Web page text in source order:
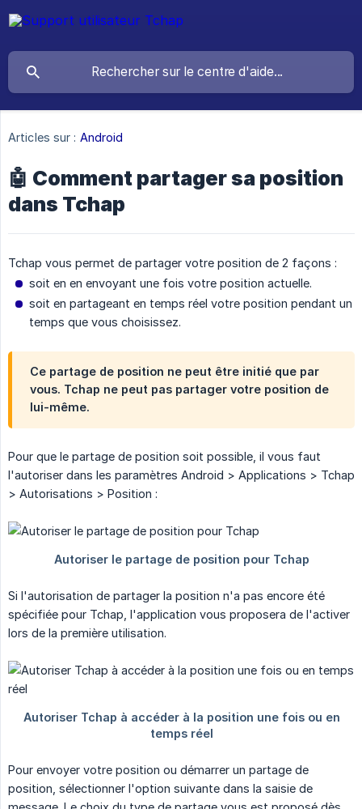
Articles sur : Android
🤖 Comment partager sa position
dans Tchap
Tchap vous permet de partager votre position de 2 façons :
soit en en envoyant une fois votre position actuelle.
soit en partageant en temps réel votre position pendant un
temps que vous choisissez.
Ce partage de position ne peut être initié que par
vous. Tchap ne peut pas partager votre position de
lui-même.
Pour que le partage de position soit possible, il vous faut
l'autoriser dans les paramètres Android > Applications > Tchap
> Autorisations > Position :
Si l'autorisation de partager la position n'a pas encore été
spécifiée pour Tchap, l'application vous proposera de l'activer
lors de la première utilisation.
Pour envoyer votre position ou démarrer un partage de
position, sélectionner l'option suivante dans la saisie de